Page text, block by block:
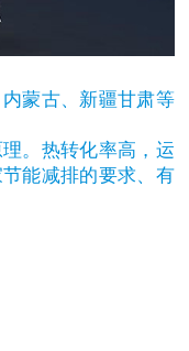
蒙古、新疆甘肃等
。热转化率高，运
能减排的要求、有